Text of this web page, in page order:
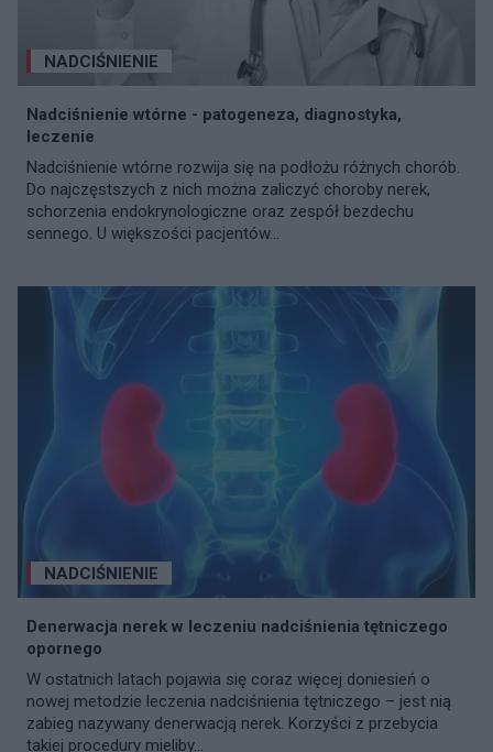
NADCIŚNIENIE
Nadciśnienie wtórne - patogeneza, diagnostyka,
leczenie
Nadciśnienie wtórne rozwija się na podłożu różnych chorób.
Do najczęstszych z nich można zaliczyć choroby nerek,
schorzenia endokrynologiczne oraz zespół bezdechu
sennego. U większości pacjentów...
NADCIŚNIENIE
Denerwacja nerek w leczeniu nadciśnienia tętniczego
opornego
W ostatnich latach pojawia się coraz więcej doniesień o
nowej metodzie leczenia nadciśnienia tętniczego – jest nią
zabieg nazywany denerwacją nerek. Korzyści z przebycia
takiej procedury mieliby...